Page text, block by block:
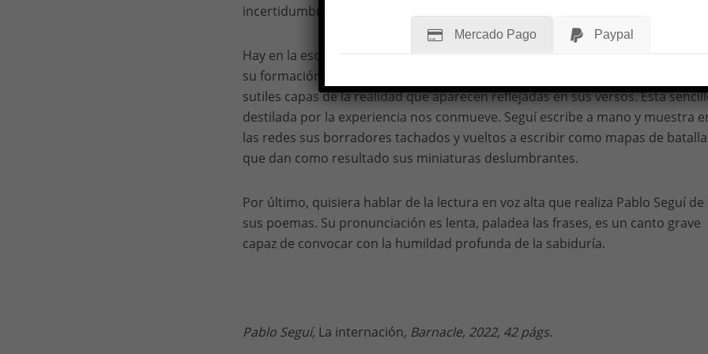
incertidumbre”.
Hay en la escritura de Seguí una pródiga destreza (que seguro tiene que ver
su formación de violinista) para hacer sencillas las honduras que existen en las
sutiles capas de la realidad que aparecen reflejadas en sus versos. Esta
destilada por la experiencia nos conmueve. Seguí escribe a mano y muestra
las redes sus borradores tachados y vueltos a escribir como mapas de
que dan como resultado sus miniaturas deslumbrantes.
Por último, quisiera hablar de la lectura en voz alta que realiza Pablo Seguí de
sus poemas. Su pronunciación es lenta, paladea las frases, es un canto grave
capaz de convocar con la humildad profunda de la sabiduría.
Pablo Seguí, La internación, Barnacle, 2022, 42 págs.
Mercado Pago Paypal